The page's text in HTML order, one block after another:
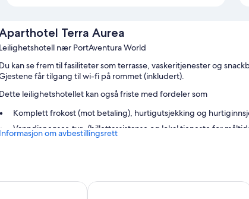
Terra Aurea
Leilighetshotell nær PortAventura World
Du kan se frem til fasiliteter som terrasse, vaskeritjenester og
får tilgang til wi-fi på rommet (inkludert).
Dette leilighetshotellet kan også friste med fordeler som
Komplett frokost (mot betaling), hurtigutsjekking og
Vanndispenser, tur-/billettassistanse og lokal tjeneste for
gjesterommene på Aparthotel Terra Aurea kan skilte med
Informasjon om avbestillingsrett
- Adults Only Blaumar Hotel Salou